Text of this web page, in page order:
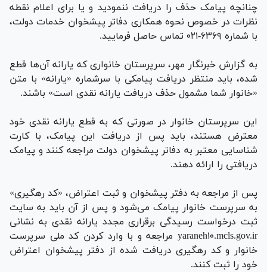
چنانچه پیامک حذف را دریافت ننمودید و یا برای اعلام نقطه
نظرات در خصوص نحوه همکاری دفاتر پیشخوان خدمات دولت،
با شماره ۶۳۶۹-۰۲۱ تماس حاصل فرمایید.
به گزارش خبرنگار مهر، سرپرستان خانواری که یارانه آن‌ها قطع
شده، باید منتظر دریافت پیامکی با سرشماره «یارانه» با متن
«خانوار شما مشمول حذف دریافت یارانه نقدی است» باشند.
این سرپرستان خانوار در صورتی که به قطع یارانه نقدی خود
معترض هستند، باید پس از دریافت این پیامک، با کارت
شناسایی معتبر به دفاتر پیشخوان دولت مراجعه کنند و پیامک
دریافتی را ارائه دهند.
پس از مراجعه به دفتر پیشخوان و ثبت اعتراض، «کد رهگیری»
به سرپرست خانوار پیامک می‌شود و پس از آن باید به سایت
ثبت درخواست رسیدگی برقراری مجدد یارانه نقدی به نشانی
yaraneh۱۰.mcls.gov.ir مراجعه و با وارد کردن کد ملی سرپرست
خانوار و کد رهگیری دریافت شده از دفتر پیشخوان اعتراض
خود را ثبت کنند.